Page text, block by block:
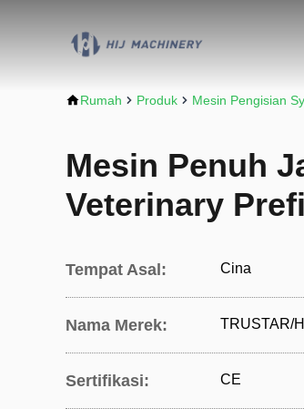
Rumah Produk Mesin Pengisian
Mesin Penuh
Veterinary
Tempat Asal: Cina
Nama Merek: TRUSTAR/
Sertifikasi: CE